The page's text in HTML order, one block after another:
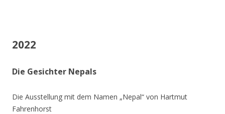
2022
Die Gesichter Nepals
Die Ausstellung mit dem Namen „Nepal“ von Hartmut
Fahrenhorst